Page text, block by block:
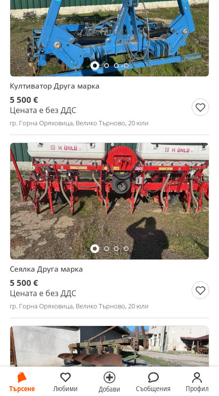
Търсене Любими Добави Съобщения Профил
Култиватор Друга марка
5 500 €
Цената е без ДДС
гр. Горна Оряховица, Велико Търново, 20 юли
Сеялка Друга марка
5 500 €
Цената е без ДДС
гр. Горна Оряховица, Велико Търново, 20 юли